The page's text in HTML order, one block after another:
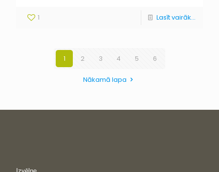
1 Lasīt vairāk...
1 2 3 4 5 6
Nākamā lapa